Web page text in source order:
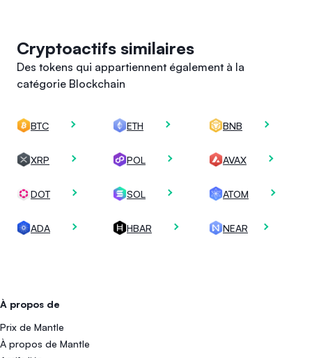
À propos de
Prix de Mantle
À propos de Mantle
Cryptoactifs similaires
Des tokens qui appartiennent également à la
catégorie Blockchain
BTC ETH BNB
XRP POL AVAX
DOT SOL ATOM
ADA HBAR NEAR